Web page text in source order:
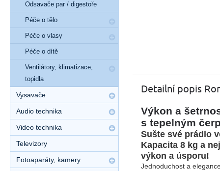
Detailní popis
Výkon a
s tepelným
Sušte své prádlo
Kapacita 8 kg a
výkon a úsporu!
Jednoduchost a
Odsavače par / digestoře
Péče o tělo
Péče o vlasy
Péče o dítě
Ventilátory, klimatizace,
topidla
Vysavače
Audio technika
Video technika
Televizory
Fotoaparáty, kamery